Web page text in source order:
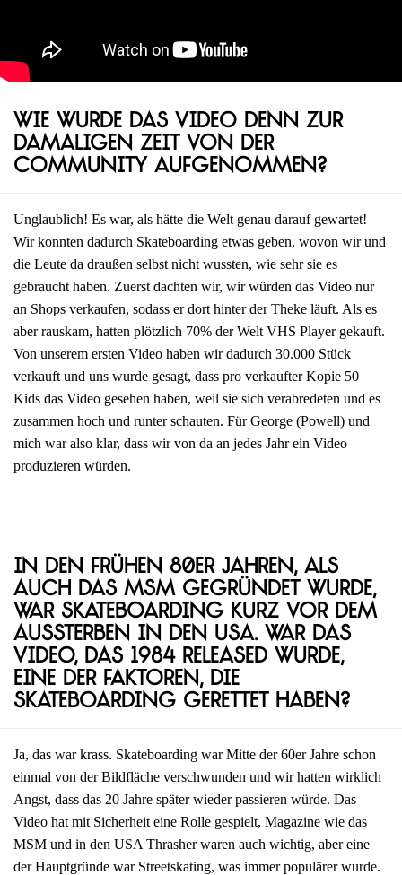
Wie wurde das Video denn zur
damaligen Zeit von der
Community aufgenommen?
Unglaublich! Es war, als hätte die Welt genau darauf gewartet!
Wir konnten dadurch Skateboarding etwas geben, wovon wir und
die Leute da draußen selbst nicht wussten, wie sehr sie es
gebraucht haben. Zuerst dachten wir, wir würden das Video nur
an Shops verkaufen, sodass er dort hinter der Theke läuft. Als es
aber rauskam, hatten plötzlich 70% der Welt VHS Player gekauft.
Von unserem ersten Video haben wir dadurch 30.000 Stück
verkauft und uns wurde gesagt, dass pro verkaufter Kopie 50
Kids das Video gesehen haben, weil sie sich verabredeten und es
zusammen hoch und runter schauten. Für George (Powell) und
mich war also klar, dass wir von da an jedes Jahr ein Video
produzieren würden.
In den frühen 80er Jahren, als
auch das MSM gegründet wurde,
war Skateboarding kurz vor dem
Aussterben in den USA. War das
Video, das 1984 released wurde,
eine der Faktoren, die
Skateboarding gerettet haben?
Ja, das war krass. Skateboarding war Mitte der 60er Jahre schon
einmal von der Bildfläche verschwunden und wir hatten wirklich
Angst, dass das 20 Jahre später wieder passieren würde. Das
Video hat mit Sicherheit eine Rolle gespielt, Magazine wie das
MSM und in den USA Thrasher waren auch wichtig, aber eine
der Hauptgründe war Streetskating, was immer populärer wurde.